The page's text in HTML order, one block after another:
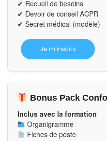
✔ Recueil de besoins
✔ Devoir de conseil ACPR
✔ Secret médical (modèle)
Je m'inscris
Bonus Pack
Inclus avec la formation
Organigramme
Fiches de poste